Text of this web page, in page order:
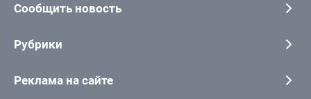
Сообщить новость
Рубрики
Реклама на сайте